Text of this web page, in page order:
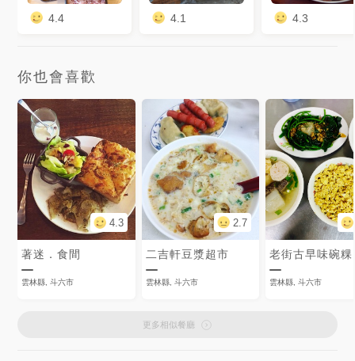
4.4 4.1 4.3
你也會喜歡
4.3
著迷．食間
雲林縣, 斗六市
2.7
二吉軒豆漿超市
雲林縣, 斗六市
老街古早味碗粿
雲林縣, 斗六市
更多相似餐廳